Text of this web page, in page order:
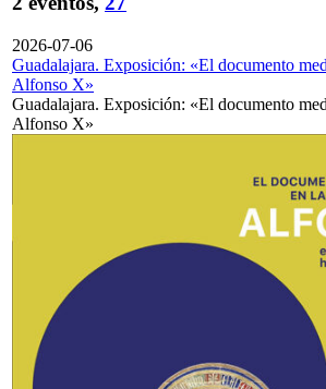
2026-07-06
Guadalajara. Exposición: «El documento
Alfonso X»
Guadalajara. Exposición: «El documento
Alfonso X»